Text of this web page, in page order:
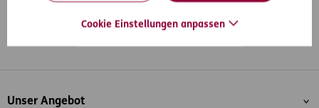
Cookie Einstellungen anpassen
Inhaltsübersicht
Unser Angebot